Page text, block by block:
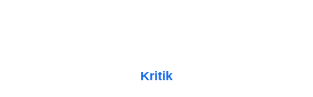
Kritik